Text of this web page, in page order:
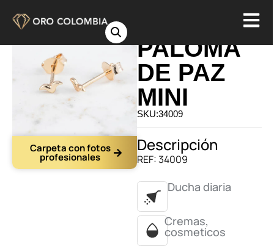
Carpeta con fotos
profesionales
PALOMA
DE PAZ
MINI
SKU:34009
Descripción
REF: 34009
Ducha diaria
Cremas,
cosmeticos